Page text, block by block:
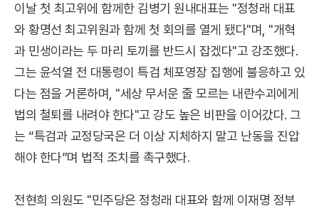
이날 첫 최고위에 함께한 김병기 원내대표는 "정청래 대표
와 황명선 최고위원과 함께 첫 회의를 열게 됐다"며, "개혁
과 민생이라는 두 마리 토끼를 반드시 잡겠다"고 강조했다.
그는 윤석열 전 대통령이 특검 체포영장 집행에 불응하고 있
다는 점을 거론하며, "세상 무서운 줄 모르는 내란수괴에게
법의 철퇴를 내려야 한다"고 강도 높은 비판을 이어갔다. 그
는 “특검과 교정당국은 더 이상 지체하지 말고 난동을 진압
해야 한다”며 법적 조치를 촉구했다.
전현희 의원도 "민주당은 정청래 대표와 함께 이재명 정부